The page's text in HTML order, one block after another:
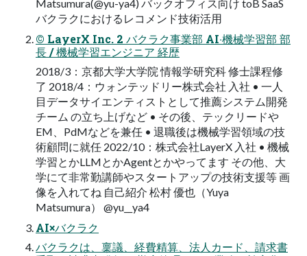
Matsumura(@yu-ya4) バックオフィス向け toB SaaS
バクラクにおけるレコメンド技術活⽤
© LayerX Inc. 2 バクラク事業部 AI‧機械学習部 部
⻑ / 機械学習エンジニア 経歴
2018/3：京都⼤学⼤学院 情報学研究科 修⼠課程修
了 2018/4：ウォンテッドリー株式会社 ⼊社 • ⼀⼈
⽬データサイエンティストとして推薦システム開発
チーム の⽴ち上げなど • その後、テックリードや
EM、PdMなどを兼任 • 退職後は機械学習領域の技
術顧問に就任 2022/10：株式会社LayerX ⼊社 • 機械
学習とかLLMとかAgentとかやってます その他、⼤
学にて⾮常勤講師やスタートアップの技術⽀援等 画
像を入れてね ⾃⼰紹介 松村 優也（Yuya
Matsumura） @yu__ya4
AI×バクラク
バクラクは、稟議、経費精算、法⼈カード、請求書